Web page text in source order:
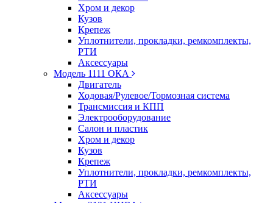
Хром и декор
Кузов
Крепеж
Уплотнители, прокладки, ремкомплекты,
РТИ
Аксессуары
Модель 1111 ОКА
Двигатель
Ходовая/Рулевое/Тормозная система
Трансмиссия и КПП
Электрооборудование
Салон и пластик
Хром и декор
Кузов
Крепеж
Уплотнители, прокладки, ремкомплекты,
РТИ
Аксессуары